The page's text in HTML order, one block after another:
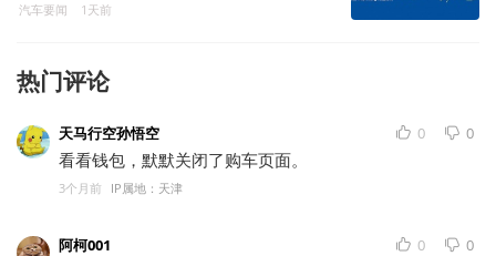
汽车要闻 1天前
热门评论
天马行空孙悟空 0 0
看看钱包，默默关闭了购车页面。
3个月前 IP属地：天津
阿柯001 0 0